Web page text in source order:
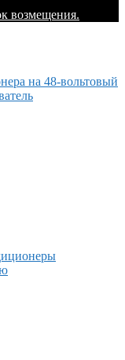
возмещения.
на 48-вольтовый